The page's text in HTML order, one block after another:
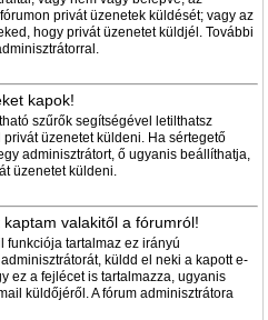
privát üzenetek küldését; vagy az
hogy privát üzenetet küldjél. További
kapok!
szűrők segítségével letilthatsz
üzenetet küldeni. Ha sértegető
adminisztrátort, ő ugyanis beállíthatja,
üzenetet küldeni.
valakitől a fórumról!
funkciója tartalmaz ez irányú
küldd el neki a kapott e-
ez a fejlécet is tartalmazza, ugyanis
küldőjéről. A fórum adminisztrátora